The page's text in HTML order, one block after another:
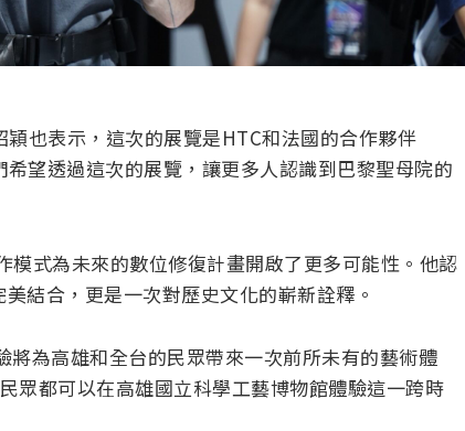
也表示，這次的展覽是HTC和法國的合作夥伴
望透過這次的展覽，讓更多人認識到巴黎聖母院的
模式為未來的數位修復計畫開啟了更多可能性。他認
結合，更是一次對歷史文化的嶄新詮釋。
為高雄和全台的民眾帶來一次前所未有的藝術體
眾都可以在高雄國立科學工藝博物館體驗這一跨時